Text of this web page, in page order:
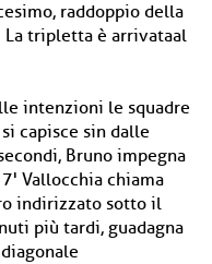
raddoppio della
La tripletta è arrivataal
intenzioni le squadre
capisce sin dalle
Bruno impegna
Vallocchia chiama
indirizzato sotto il
più tardi, guadagna